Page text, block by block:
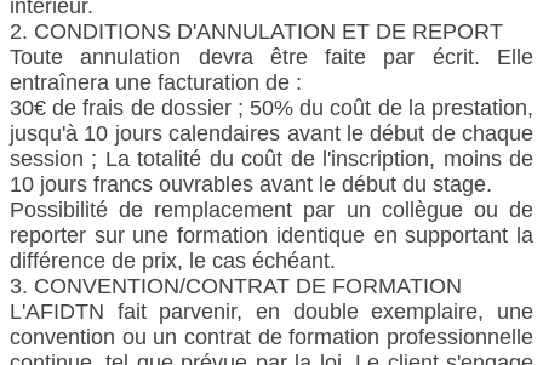
intérieur.
2. CONDITIONS D'ANNULATION ET DE REPORT
Toute annulation devra être faite par écrit. Elle
entraînera une facturation de :
30€ de frais de dossier ; 50% du coût de la prestation,
jusqu'à 10 jours calendaires avant le début de chaque
session ; La totalité du coût de l'inscription, moins de
10 jours francs ouvrables avant le début du stage.
Possibilité de remplacement par un collègue ou de
reporter sur une formation identique en supportant la
différence de prix, le cas échéant.
3. CONVENTION/CONTRAT DE FORMATION
L'AFIDTN fait parvenir, en double exemplaire, une
convention ou un contrat de formation professionnelle